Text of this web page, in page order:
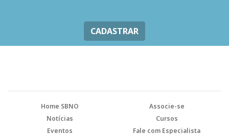
CADASTRAR
Home SBNO
Associe-se
Notícias
Cursos
Eventos
Fale com Especialista